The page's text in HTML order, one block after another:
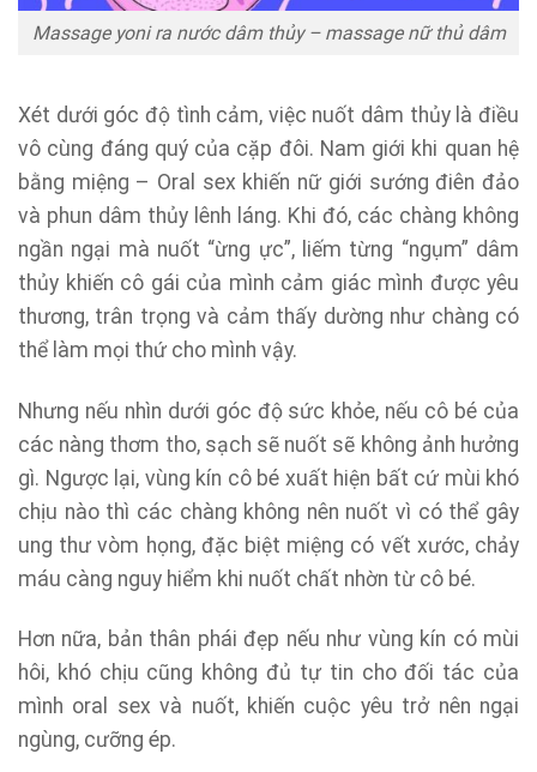
Massage yoni ra nước dâm thủy – massage nữ thủ dâm
Xét dưới góc độ tình cảm, việc nuốt dâm thủy là điều
vô cùng đáng quý của cặp đôi. Nam giới khi quan hệ
bằng miệng – Oral sex khiến nữ giới sướng điên đảo
và phun dâm thủy lênh láng. Khi đó, các chàng không
ngần ngại mà nuốt “ừng ực”, liếm từng “ngụm” dâm
thủy khiến cô gái của mình cảm giác mình được yêu
thương, trân trọng và cảm thấy dường như chàng có
thể làm mọi thứ cho mình vậy.
Nhưng nếu nhìn dưới góc độ sức khỏe, nếu cô bé của
các nàng thơm tho, sạch sẽ nuốt sẽ không ảnh hưởng
gì. Ngược lại, vùng kín cô bé xuất hiện bất cứ mùi khó
chịu nào thì các chàng không nên nuốt vì có thể gây
ung thư vòm họng, đặc biệt miệng có vết xước, chảy
máu càng nguy hiểm khi nuốt chất nhờn từ cô bé.
Hơn nữa, bản thân phái đẹp nếu như vùng kín có mùi
hôi, khó chịu cũng không đủ tự tin cho đối tác của
mình oral sex và nuốt, khiến cuộc yêu trở nên ngại
ngùng, cưỡng ép.